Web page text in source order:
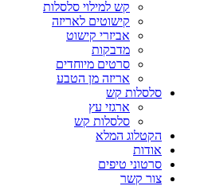
קש למילוי סלסלות
קישוטים לאריזה
אביזרי קישוט
מדבקות
סרטים מיוחדים
אריזה מן הטבע
סלסלות קש
ארגזי עץ
סלסלות קש
הקטלוג המלא
אודות
סרטוני טיפים
צור קשר